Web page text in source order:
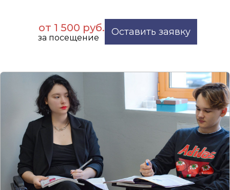
от 1 500 руб. Оставить заявку
за посещение